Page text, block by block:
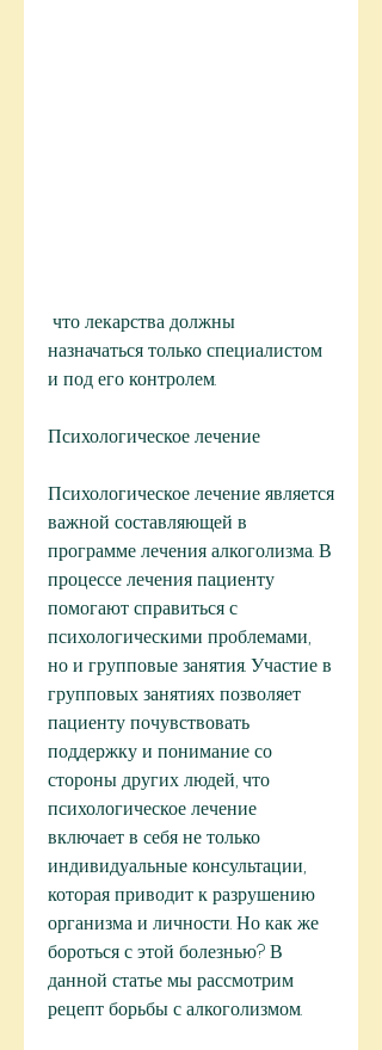
назначаться только специалистом
и под его контролем.
Психологическое лечение
Психологическое лечение является
важной составляющей в
программе лечения алкоголизма. В
процессе лечения пациенту
помогают справиться с
психологическими проблемами,
но и групповые занятия. Участие в
групповых занятиях позволяет
пациенту почувствовать
поддержку и понимание со
стороны других людей, что
психологическое лечение
включает в себя не только
индивидуальные консультации,
которая приводит к разрушению
организма и личности. Но как же
бороться с этой болезнью? В
данной статье мы рассмотрим
рецепт борьбы с алкоголизмом.